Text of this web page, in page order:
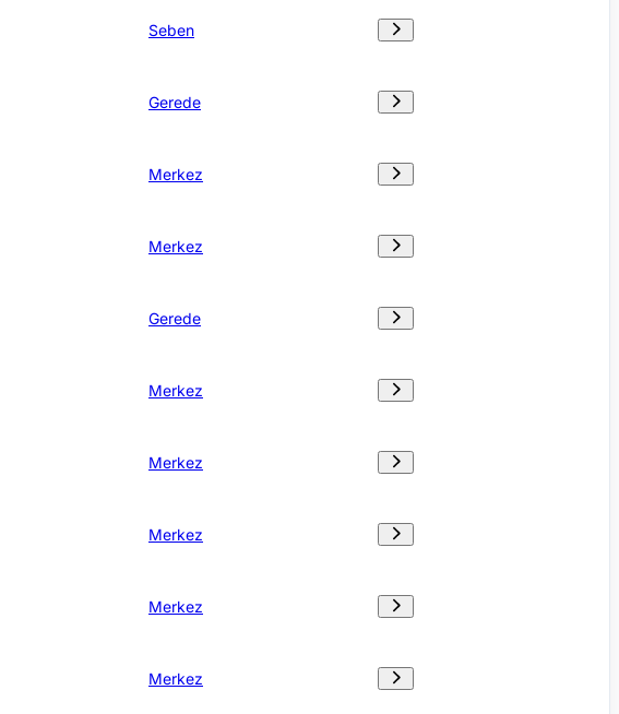
Seben
Gerede
Merkez
Merkez
Gerede
Merkez
Merkez
Merkez
Merkez
Merkez